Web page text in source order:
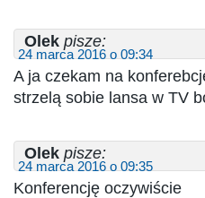
Olek pisze:
24 marca 2016 o 09:34
A ja czekam na
strzelą sobie lansa w TV
Olek pisze:
24 marca 2016 o 09:35
Konferencję oczywiście